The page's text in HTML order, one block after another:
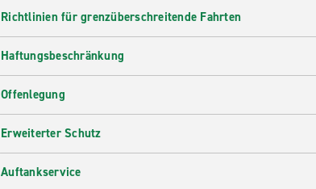
Richtlinien für grenzüberschreitende Fahrten
Haftungsbeschränkung
Offenlegung
Erweiterter Schutz
Auftankservice